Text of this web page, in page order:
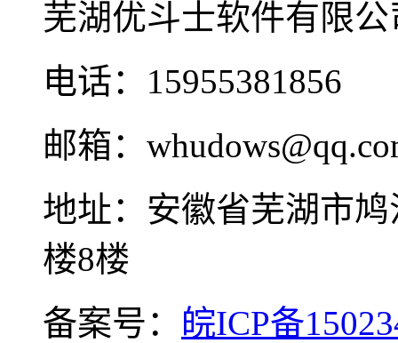
芜湖优斗士软件有限公
电话：15955381856
邮箱：
地址：安徽省芜湖市
楼8楼
备案号： 皖ICP备